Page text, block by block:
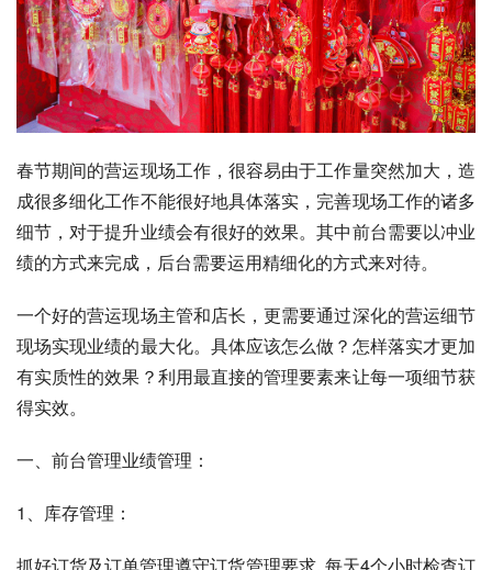
春节期间的营运现场工作，很容易由于工作量突然加大，造
成很多细化工作不能很好地具体落实，完善现场工作的诸多
细节，对于提升业绩会有很好的效果。其中前台需要以冲业
绩的方式来完成，后台需要运用精细化的方式来对待。
一个好的营运现场主管和店长，更需要通过深化的营运细节
现场实现业绩的最大化。具体应该怎么做？怎样落实才更加
有实质性的效果？利用最直接的管理要素来让每一项细节获
得实效。
一、前台管理业绩管理：
1、库存管理：
抓好订货及订单管理遵守订货管理要求, 每天4个小时检查订